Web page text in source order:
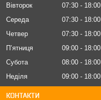
Вівторок
07:30
18:00
Середа
07:30
18:00
Четвер
07:30
18:00
Пʼятниця
09:00
18:00
Субота
08:00
18:00
Неділя
09:00 18:00
КОНТАКТИ